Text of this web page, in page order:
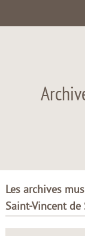
Les archives
Saint-Vincent de